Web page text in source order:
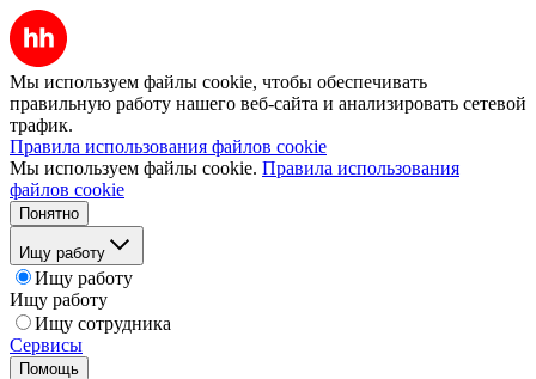
Мы используем файлы cookie, чтобы обеспечивать
правильную работу нашего веб-сайта и анализировать сетевой
трафик.
Правила использования файлов cookie
Мы используем файлы cookie. Правила использования
файлов cookie
Понятно
Ищу работу
Ищу работу
Ищу работу
Ищу сотрудника
Сервисы
Помощь